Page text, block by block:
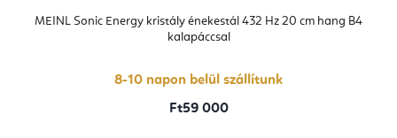
MEINL Sonic Energy kristály énekestál 432 Hz 20 cm hang B4
kalapáccsal
8-10 napon belül szállítunk
Ft59 000